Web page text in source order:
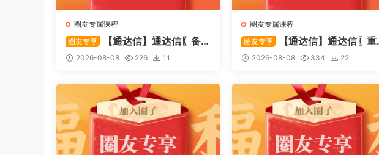
圈友专属课程
圈友专享
【通达信】通达信〖备
战龙妖〗副图/选股 精准捕捉龙头
2026-08-08 226 11
圈友专属课程
圈友专享
【通达信】通达信〖重
心突破〗主副图/选股 捕捉股价在
2026-08-08 334 22